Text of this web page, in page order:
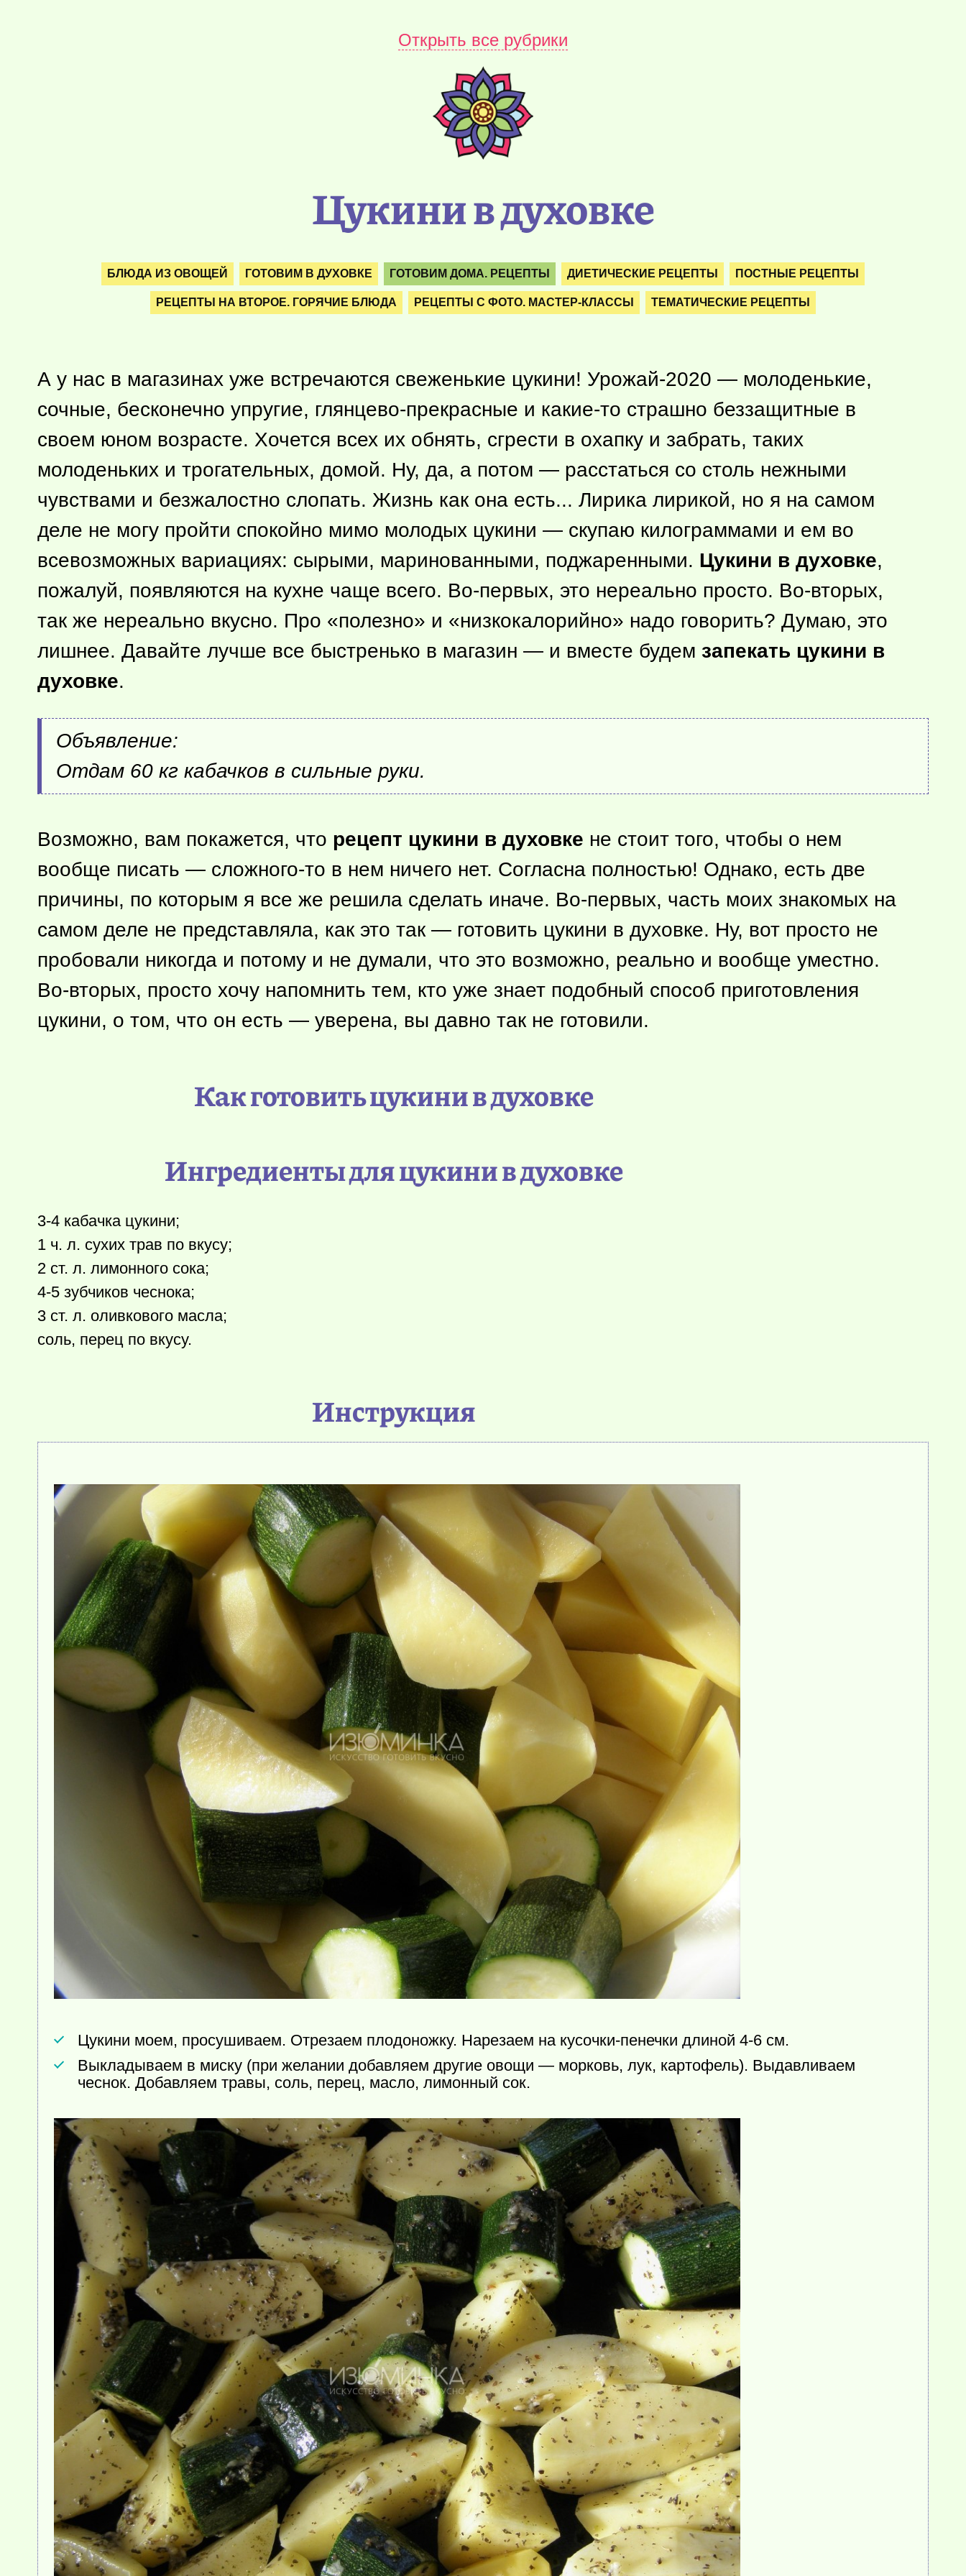
Открыть все рубрики
Цукини в духовке
БЛЮДА ИЗ ОВОЩЕЙ ГОТОВИМ В ДУХОВКЕ ГОТОВИМ ДОМА. РЕЦЕПТЫ ДИЕТИЧЕСКИЕ РЕЦЕПТЫ ПОСТНЫЕ РЕЦЕПТЫ
РЕЦЕПТЫ НА ВТОРОЕ. ГОРЯЧИЕ БЛЮДА РЕЦЕПТЫ С ФОТО. МАСТЕР-КЛАССЫ ТЕМАТИЧЕСКИЕ РЕЦЕПТЫ
А у нас в магазинах уже встречаются свеженькие цукини! Урожай-2020 — молоденькие,
сочные, бесконечно упругие, глянцево-прекрасные и какие-то страшно беззащитные в
своем юном возрасте. Хочется всех их обнять, сгрести в охапку и забрать, таких
молоденьких и трогательных, домой. Ну, да, а потом — расстаться со столь нежными
чувствами и безжалостно слопать. Жизнь как она есть... Лирика лирикой, но я на самом
деле не могу пройти спокойно мимо молодых цукини — скупаю килограммами и ем во
всевозможных вариациях: сырыми, маринованными, поджаренными. Цукини в духовке,
пожалуй, появляются на кухне чаще всего. Во-первых, это нереально просто. Во-вторых,
так же нереально вкусно. Про «полезно» и «низкокалорийно» надо говорить? Думаю, это
лишнее. Давайте лучше все быстренько в магазин — и вместе будем запекать цукини в
духовке.
Объявление:
Отдам 60 кг кабачков в сильные руки.
Возможно, вам покажется, что рецепт цукини в духовке не стоит того, чтобы о нем
вообще писать — сложного-то в нем ничего нет. Согласна полностью! Однако, есть две
причины, по которым я все же решила сделать иначе. Во-первых, часть моих знакомых на
самом деле не представляла, как это так — готовить цукини в духовке. Ну, вот просто не
пробовали никогда и потому и не думали, что это возможно, реально и вообще уместно.
Во-вторых, просто хочу напомнить тем, кто уже знает подобный способ приготовления
цукини, о том, что он есть — уверена, вы давно так не готовили.
Как готовить цукини в духовке
Ингредиенты для цукини в духовке
3-4 кабачка цукини;
1 ч. л. сухих трав по вкусу;
2 ст. л. лимонного сока;
4-5 зубчиков чеснока;
3 ст. л. оливкового масла;
соль, перец по вкусу.
Инструкция
Цукини моем, просушиваем. Отрезаем плодоножку. Нарезаем на кусочки-пенечки длиной 4-6 см.
Выкладываем в миску (при желании добавляем другие овощи — морковь, лук, картофель). Выдавливаем
чеснок. Добавляем травы, соль, перец, масло, лимонный сок.